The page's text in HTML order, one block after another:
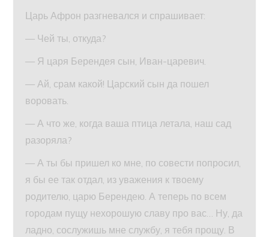
Царь Афрон разгневался и спрашивает:
— Чей ты, откуда?
— Я царя Берендея сын, Иван-царевич.
— Ай, срам какой! Царский сын да пошел
воровать.
— А что же, когда ваша птица летала, наш сад
разоряла?
— А ты бы пришел ко мне, по совести попросил,
я бы ее так отдал, из уважения к твоему
родителю, царю Берендею. А теперь по всем
городам пущу нехорошую славу про вас… Ну, да
ладно, сослужишь мне службу, я тебя прощу. В